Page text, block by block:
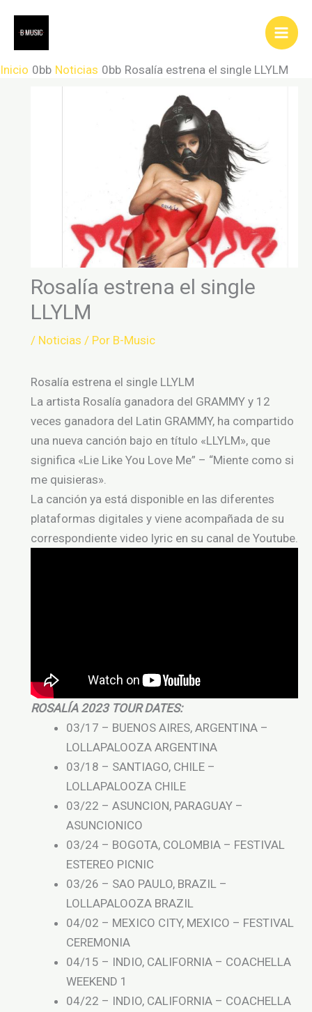
contenido
Inicio
Noticias Rosalía estrena el single LLYLM
Rosalía estrena el single
LLYLM
/ Noticias / Por B-Music
Rosalía estrena el single LLYLM
La artista Rosalía ganadora del GRAMMY y 12
veces ganadora del Latin GRAMMY, ha compartido
una nueva canción bajo en título «LLYLM», que
significa «Lie Like You Love Me” – “Miente como si
me quisieras».
La canción ya está disponible en las diferentes
plataformas digitales y viene acompañada de su
correspondiente video lyric en su canal de Youtube.
ROSALÍA 2023 TOUR DATES:
03/17 – BUENOS AIRES, ARGENTINA –
LOLLAPALOOZA ARGENTINA
03/18 – SANTIAGO, CHILE –
LOLLAPALOOZA CHILE
03/22 – ASUNCION, PARAGUAY –
ASUNCIONICO
03/24 – BOGOTA, COLOMBIA – FESTIVAL
ESTEREO PICNIC
03/26 – SAO PAULO, BRAZIL –
LOLLAPALOOZA BRAZIL
04/02 – MEXICO CITY, MEXICO – FESTIVAL
CEREMONIA
04/15 – INDIO, CALIFORNIA – COACHELLA
WEEKEND 1
04/22 – INDIO, CALIFORNIA – COACHELLA